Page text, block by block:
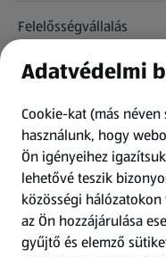
Felelősségvállalás
Információk
Kérdőív
Fizetési lehetőségek
ALDI utalványok
Adatvédelmi
Cookie-kat (más
használunk, hogy
Ön igényeihez
lehetővé teszik
közösségi
az Ön hozzájárulása
gyűjtő és elemző